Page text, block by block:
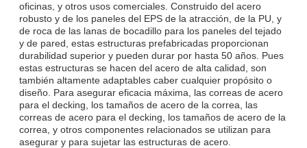
oficinas, y otros usos comerciales. Construido del acero
robusto y de los paneles del EPS de la atracción, de la PU, y
de roca de las lanas de bocadillo para los paneles del tejado
y de pared, estas estructuras prefabricadas proporcionan
durabilidad superior y pueden durar por hasta 50 años. Pues
estas estructuras se hacen del acero de alta calidad, son
también altamente adaptables caber cualquier propósito o
diseño. Para asegurar eficacia máxima, las correas de acero
para el decking, los tamaños de acero de la correa, las
correas de acero para el decking, los tamaños de acero de la
correa, y otros componentes relacionados se utilizan para
asegurar y para sujetar las estructuras de acero.